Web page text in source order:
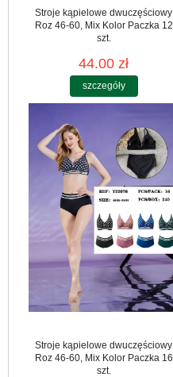
Stroje kąpielowe dwuczęściowy
Roz 46-60, Mix Kolor Paczka 12
szt.
44.00 zł
szczegóły
Stroje kąpielowe dwuczęściowy
Roz 46-60, Mix Kolor Paczka 16
szt.